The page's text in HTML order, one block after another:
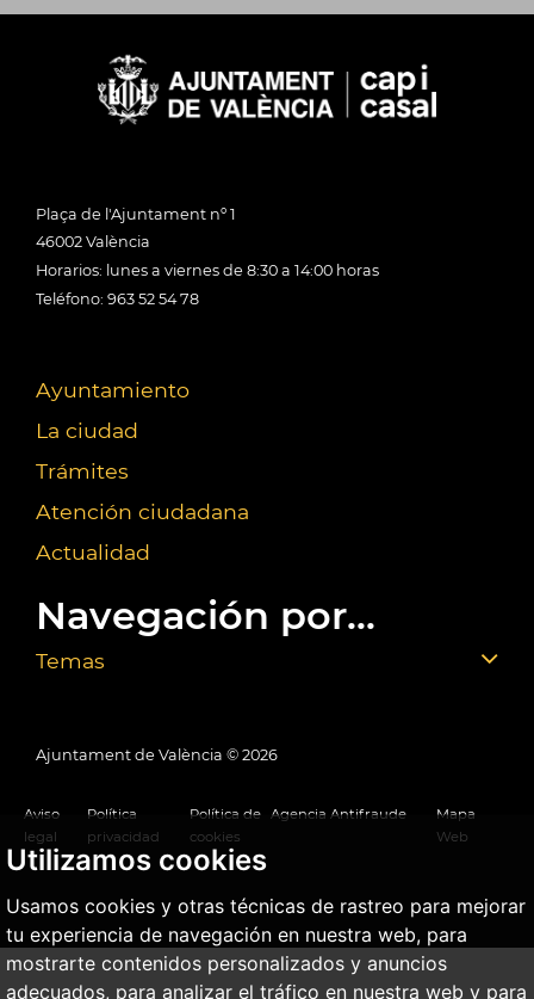
Utilizamos cookies
Usamos cookies y otras técnicas de rastreo para mejorar
tu experiencia de navegación en nuestra web, para
mostrarte contenidos personalizados y anuncios
adecuados, para analizar el tráfico en nuestra web y para
Plaça de l'Ajuntament nº 1
46002 València
Horarios: lunes a viernes de 8:30 a 14:00 horas
Teléfono: 963 52 54 78
Ayuntamiento
La ciudad
Trámites
Atención ciudadana
Actualidad
Navegación por...
Temas
Ajuntament de València © 2026
Aviso
legal
Política
privacidad
Política de
cookies
Agencia Antifraude
Mapa
Web